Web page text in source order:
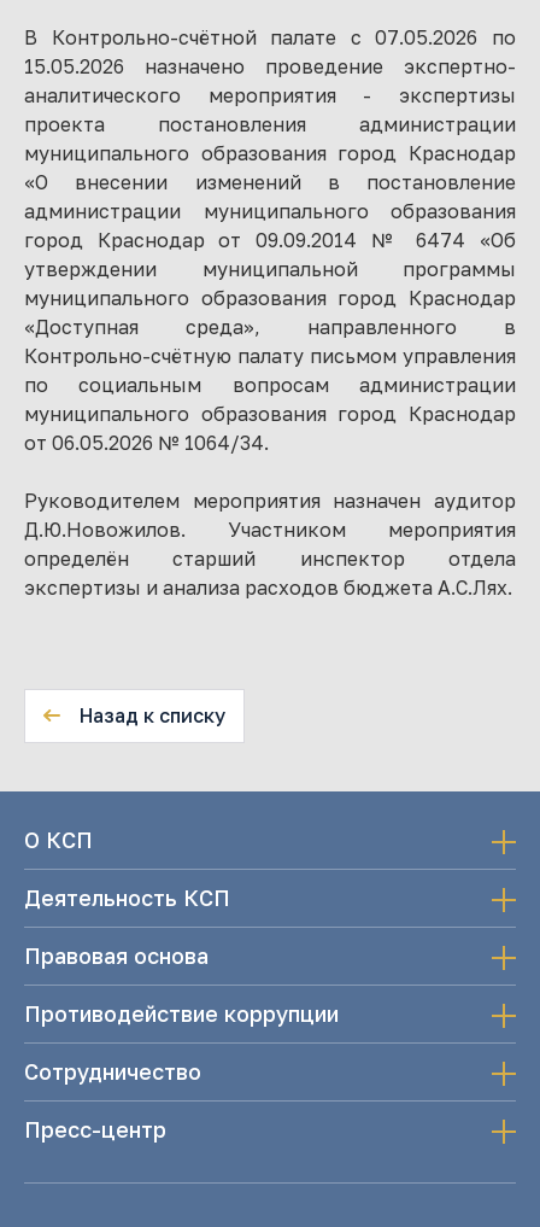
В Контрольно-счётной палате с 07.05.2026 по
15.05.2026 назначено проведение экспертно-
аналитического мероприятия - экспертизы
проекта постановления администрации
муниципального образования город Краснодар
«О внесении изменений в постановление
администрации муниципального образования
город Краснодар от 09.09.2014 № 6474 «Об
утверждении муниципальной программы
муниципального образования город Краснодар
«Доступная среда», направленного в
Контрольно-счётную палату письмом управления
по социальным вопросам администрации
муниципального образования город Краснодар
от 06.05.2026 № 1064/34.
Руководителем мероприятия назначен аудитор
Д.Ю.Новожилов. Участником мероприятия
определён старший инспектор отдела
экспертизы и анализа расходов бюджета А.С.Лях.
Назад к списку
О КСП
Деятельность КСП
Правовая основа
Противодействие коррупции
Сотрудничество
Пресс-центр